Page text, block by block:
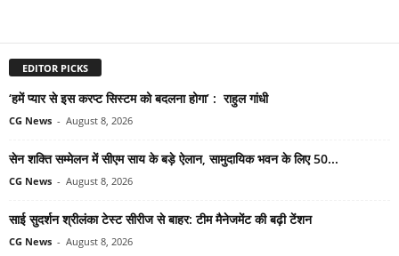
EDITOR PICKS
‘हमें प्यार से इस करप्ट सिस्टम को बदलना होगा’ : राहुल गांधी
CG News - August 8, 2026
सेन शक्ति सम्मेलन में सीएम साय के बड़े ऐलान, सामुदायिक भवन के लिए 50...
CG News - August 8, 2026
साई सुदर्शन श्रीलंका टेस्ट सीरीज से बाहर: टीम मैनेजमेंट की बढ़ी टेंशन
CG News - August 8, 2026